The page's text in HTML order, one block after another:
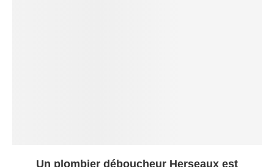
Un plombier déboucheur Herseaux est